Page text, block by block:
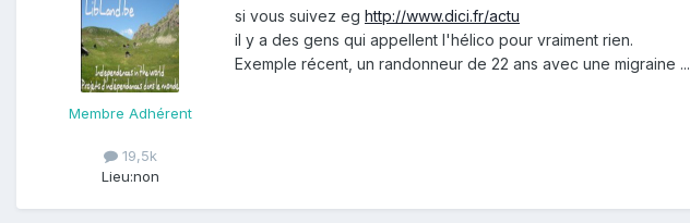
Membre Adhérent
19,5k
Lieu:non
si vous suivez eg http://www.dici.fr/actu
il y a des gens qui appellent l'hélico pour vraiment rien.
Exemple récent, un randonneur de 22 ans avec une migraine ...